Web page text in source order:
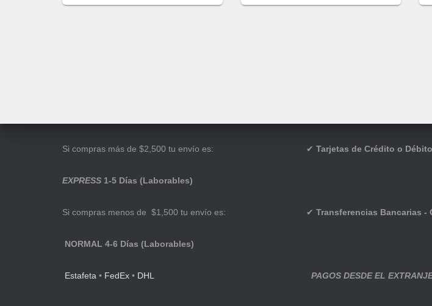
Si compras más de $2,500 tu envío es:
EXPRESS 1-5 Días (Laborables)
Si compras menos de $1,500 tu envío es:
NORMAL 4-6 Días (Laborables)
Estafeta • FedEx • DHL
✔ Tarjetas de Crédito o
✔ Transferencias Bancarias -
PAGOS DESDE EL